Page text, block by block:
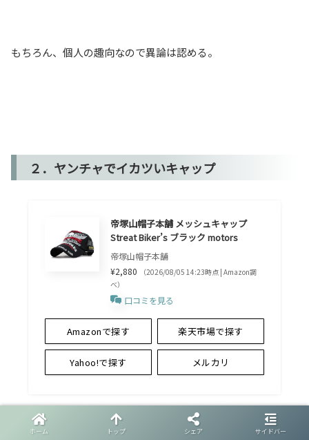
もちろん、個人の趣向なので異論は認める。
２．ヤンチャでイカツいキャップ
帝塚山帽子本舗 メッシュキャップ
Streat Biker’s ブラック motors
帝塚山帽子本舗
¥2,880
（2026/08/05 14:23時点 | Amazon調
べ）
口コミを見る
Amazonで探す 楽天市場で探す
Yahoo!で探す メルカリ
いきなり防衛線を晴らしてもらうけど、このブランドがこう
ホーム トップ シェア サイドバー